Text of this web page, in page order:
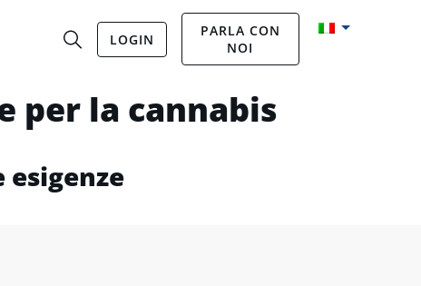
LOGIN
PARLA CON
NOI
per la cannabis